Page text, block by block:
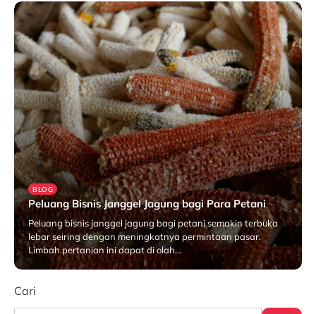
BLOG
Peluang Bisnis Janggel Jagung bagi Para Petani
Peluang bisnis janggel jagung bagi petani semakin terbuka
lebar seiring dengan meningkatnya permintaan pasar.
Limbah pertanian ini dapat di olah…
Maret 17, 2025
Cari